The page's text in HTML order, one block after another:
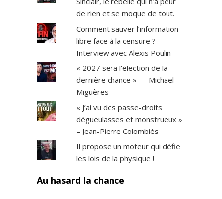
de rien et se moque de tout.
Comment sauver l’information
libre face à la censure ?
Interview avec Alexis Poulin
« 2027 sera l'élection de la
dernière chance » — Michael
Miguères
« J’ai vu des passe-droits
dégueulasses et monstrueux »
– Jean-Pierre Colombiès
Il propose un moteur qui défie
les lois de la physique !
Au hasard la chance